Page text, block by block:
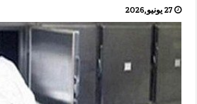
27 يونيو,2026